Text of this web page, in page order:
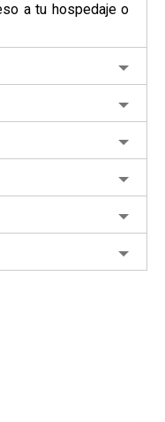
a tu hospedaje o